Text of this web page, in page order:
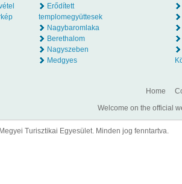
Erődített
templomegyüttesek
Nagybaromlaka
Berethalom
Nagyszeben
Medgyes
Home
Welcome on the official
Turisztikai Egyesület. Minden jog fenntartva.